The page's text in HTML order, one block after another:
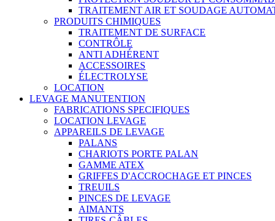
TRAITEMENT AIR ET SOUDAGE
PRODUITS CHIMIQUES
TRAITEMENT DE SURFACE
CONTRÔLE
ANTI ADHÉRENT
ACCESSOIRES
ÉLECTROLYSE
LOCATION
LEVAGE MANUTENTION
FABRICATIONS SPECIFIQUES
LOCATION LEVAGE
APPAREILS DE LEVAGE
PALANS
CHARIOTS PORTE PALAN
GAMME ATEX
GRIFFES D'ACCROCHAGE ET PINCES
TREUILS
PINCES DE LEVAGE
AIMANTS